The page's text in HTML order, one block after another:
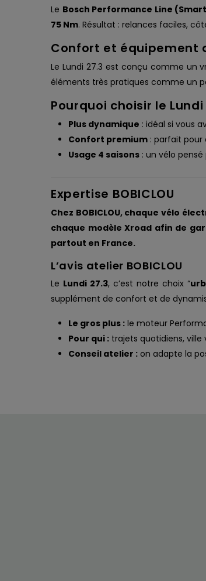
Le Bosch Performance Line
75 Nm. Résultat : relances faciles,
Confort et équipement
Le Lundi 27.3 est conçu comme un
éléments très pratiques comme un
Pourquoi choisir le Lundi
Plus dynamique : idéal si vous
Confort premium : parfait pour
Usage 4 saisons : un vélo pensé
Expertise BOBICLOU
Chez BOBICLOU, chaque vélo
chaque modèle Xroad afin de
partout en France.
L’avis atelier BOBICLOU
Le Lundi 27.3, c’est notre choix “
supplément de confort et de
Le gros plus : le moteur
Pour qui : trajets quotidiens,
Conseil atelier : on adapte la